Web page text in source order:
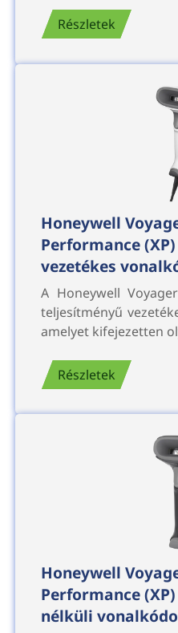
Részletek
Honeywell
Performance (XP)
vezetékes
A Honeywell
teljesítményű
amelyet kifejezetten
Részletek
Honeywell
Performance
nélküli